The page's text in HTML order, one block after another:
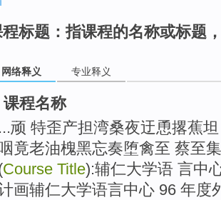
标题：指课程的名称或标题
网络释义 专业释义
课程名称
...顽 特歪产担湾桑夜迂恿撂蕉
竟老油槐黑忘奏堕禽至 蔡至
Course Title):辅仁大学语 言中
画辅仁大学语言中心 96 年度